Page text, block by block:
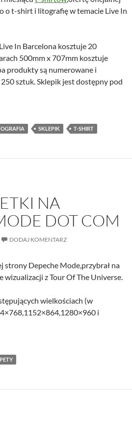
o t-shirt i litografię w temacie Live In
In Barcelona kosztuje 20
500mm x 707mm kosztuje
produkty są numerowane i
sztuk. Sklepik jest dostępny pod
SKLEPIK T-SHIRT
NA
DOT COM
DODAJ KOMENTARZ
strony Depeche Mode,przybrał na
wizualizacji z Tour Of The Universe.
wielkościach (w
i